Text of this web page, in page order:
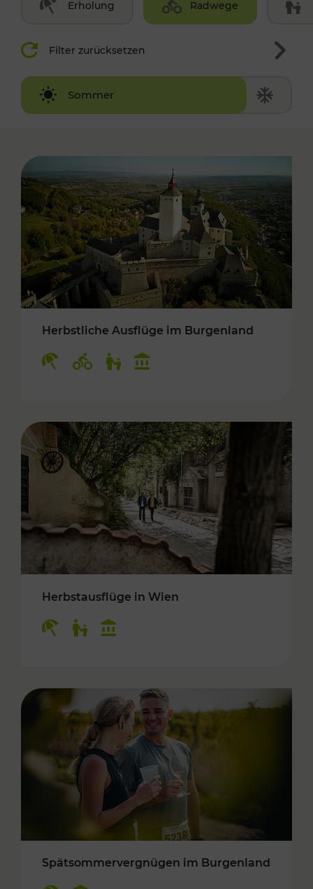
Erholung Radwege
Filter zurücksetzen
Sommer
Winter
Herbstliche Ausflüge im Burgenland
Herbstausflüge in Wien
Spätsommervergnügen im Burgenland